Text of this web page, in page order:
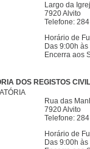
Largo da
7920 Alvito
Telefone:
Horário de
Das 9:00h
Encerra aos
DOS REGISTOS
Rua das
7920 Alvito
Telefone:
Horário de
Das 9:00h